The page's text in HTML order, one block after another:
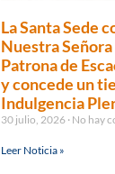
La Santa Sede
Nuestra
Patrona de
y concede un
Indulgencia
30 julio, 2026 No hay
Leer Noticia »